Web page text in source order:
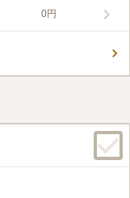
各区画に駐車場を完
ター」から車で約9分な
る建物等もなく、遠く
していくのが良さそ
0円